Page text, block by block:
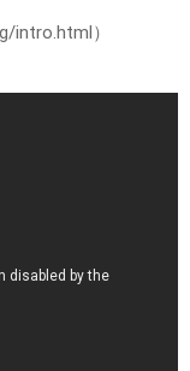
intro.html）